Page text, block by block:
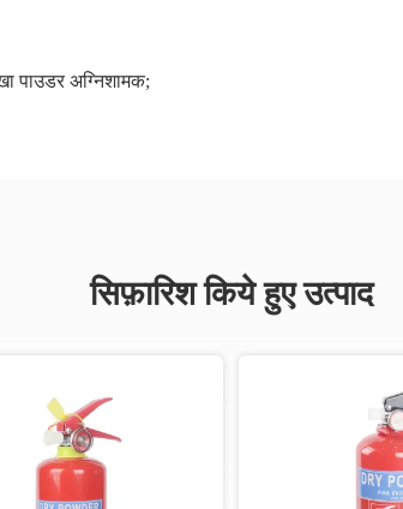
पाउडर अग्निशामक;
सिफ़ारिश किये हुए उत्पाद